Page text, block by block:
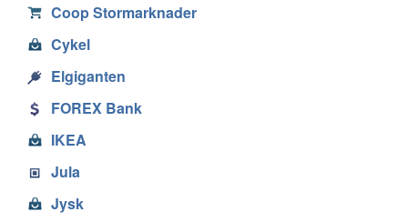
Coop Stormarknader
Cykel
Elgiganten
FOREX Bank
IKEA
Jula
Jysk